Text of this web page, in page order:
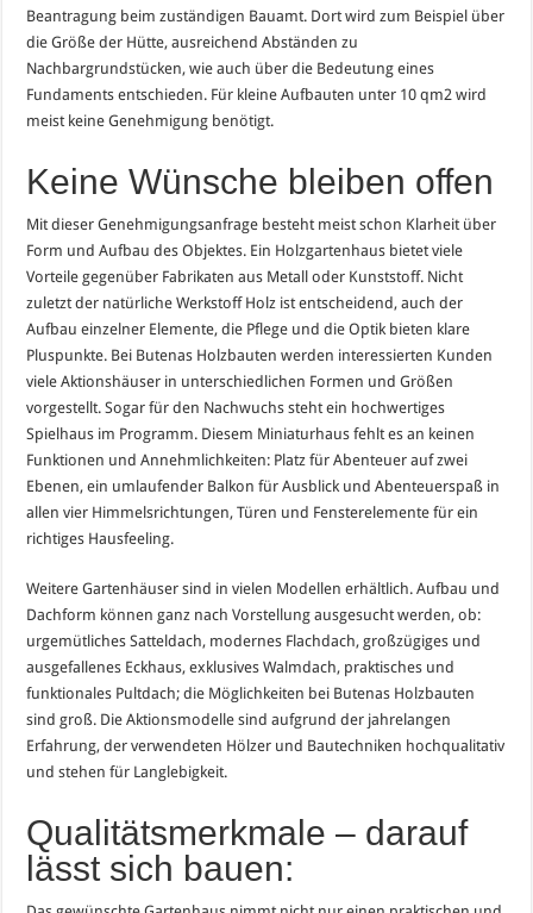
Beantragung beim zuständigen Bauamt. Dort wird zum Beispiel über
die Größe der Hütte, ausreichend Abständen zu
Nachbargrundstücken, wie auch über die Bedeutung eines
Fundaments entschieden. Für kleine Aufbauten unter 10 qm2 wird
meist keine Genehmigung benötigt.
Keine Wünsche bleiben offen
Mit dieser Genehmigungsanfrage besteht meist schon Klarheit über
Form und Aufbau des Objektes. Ein Holzgartenhaus bietet viele
Vorteile gegenüber Fabrikaten aus Metall oder Kunststoff. Nicht
zuletzt der natürliche Werkstoff Holz ist entscheidend, auch der
Aufbau einzelner Elemente, die Pflege und die Optik bieten klare
Pluspunkte. Bei Butenas Holzbauten werden interessierten Kunden
viele Aktionshäuser in unterschiedlichen Formen und Größen
vorgestellt. Sogar für den Nachwuchs steht ein hochwertiges
Spielhaus im Programm. Diesem Miniaturhaus fehlt es an keinen
Funktionen und Annehmlichkeiten: Platz für Abenteuer auf zwei
Ebenen, ein umlaufender Balkon für Ausblick und Abenteuerspaß in
allen vier Himmelsrichtungen, Türen und Fensterelemente für ein
richtiges Hausfeeling.
Weitere Gartenhäuser sind in vielen Modellen erhältlich. Aufbau und
Dachform können ganz nach Vorstellung ausgesucht werden, ob:
urgemütliches Satteldach, modernes Flachdach, großzügiges und
ausgefallenes Eckhaus, exklusives Walmdach, praktisches und
funktionales Pultdach; die Möglichkeiten bei Butenas Holzbauten
sind groß. Die Aktionsmodelle sind aufgrund der jahrelangen
Erfahrung, der verwendeten Hölzer und Bautechniken hochqualitativ
und stehen für Langlebigkeit.
Qualitätsmerkmale – darauf
lässt sich bauen: